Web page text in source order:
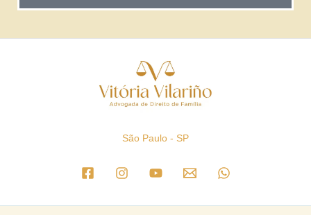
São Paulo - SP